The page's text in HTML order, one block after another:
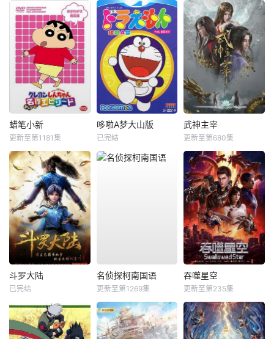
蜡笔小新
更新至第1181集
哆啦A梦大山版
已完结
武神主宰
更新至第680集
斗罗大陆
已完结
名侦探柯南国语
更新至第1269集
吞噬星空
更新至第235集